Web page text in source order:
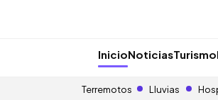
InicioNoticiasTurismo
Terremotos Lluvias